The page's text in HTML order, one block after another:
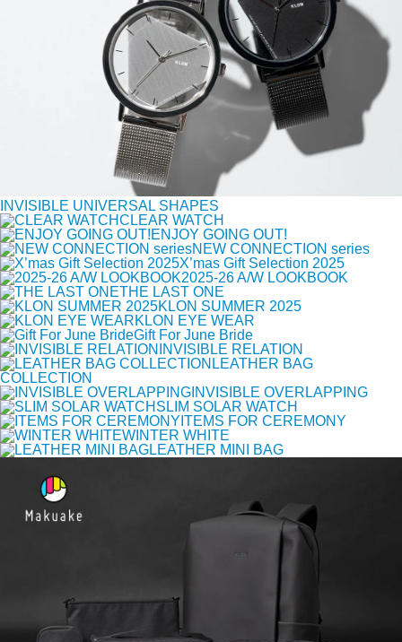
INVISIBLE UNIVERSAL SHAPES
CLEAR WATCH
ENJOY GOING OUT!
NEW CONNECTION series
X’mas Gift Selection 2025
2025-26 A/W LOOKBOOK
THE LAST ONE
KLON SUMMER 2025
KLON EYE WEAR
Gift For June Bride
INVISIBLE RELATION
LEATHER BAG
COLLECTION
INVISIBLE OVERLAPPING
SLIM SOLAR WATCH
ITEMS FOR CEREMONY
WINTER WHITE
LEATHER MINI BAG